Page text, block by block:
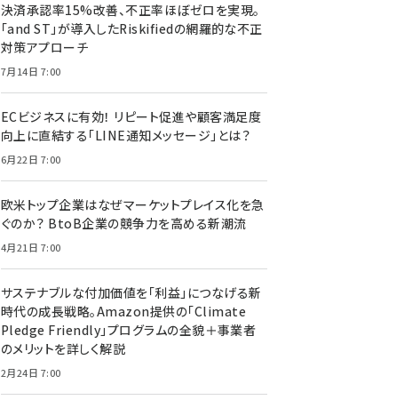
決済承認率15%改善、不正率ほぼゼロを実現。
「and ST」が導入したRiskifiedの網羅的な不正
対策アプローチ
7月14日 7:00
ECビジネスに有効！ リピート促進や顧客満足度
向上に直結する「LINE通知メッセージ」とは？
6月22日 7:00
欧米トップ企業はなぜマーケットプレイス化を急
ぐのか？ BtoB企業の競争力を高める新潮流
4月21日 7:00
サステナブルな付加価値を「利益」につなげる新
時代の成長戦略。Amazon提供の「Climate
Pledge Friendly」プログラムの全貌＋事業者
のメリットを詳しく解説
2月24日 7:00